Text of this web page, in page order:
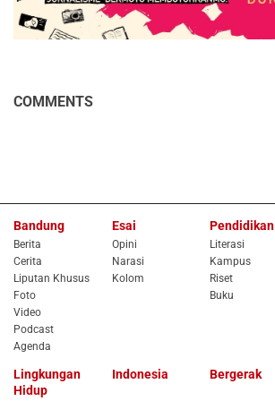
COMMENTS
Bandung
Berita
Cerita
Liputan Khusus
Foto
Video
Podcast
Agenda
Esai
Opini
Narasi
Kolom
Pendidikan
Literasi
Kampus
Riset
Buku
Lingkungan
Hidup
Indonesia Bergerak